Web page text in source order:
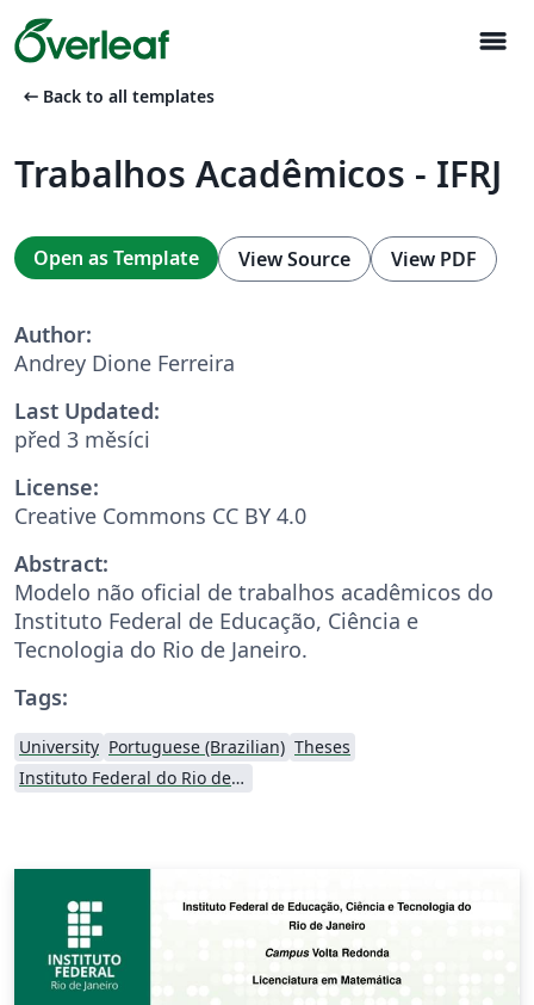
menu
arrow_left_alt Back to all templates
Trabalhos Acadêmicos - IFRJ
Open as Template View Source View PDF
Author:
Andrey Dione Ferreira
Last Updated:
před 3 měsíci
License:
Creative Commons CC BY 4.0
Abstract:
Modelo não oficial de trabalhos acadêmicos do
Instituto Federal de Educação, Ciência e
Tecnologia do Rio de Janeiro.
Tags:
University Portuguese (Brazilian) Theses
Instituto Federal do Rio de Janeiro